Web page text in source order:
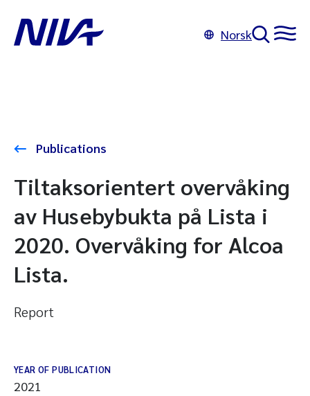
Norsk
Publications
Tiltaksorientert overvåking
av Husebybukta på Lista i
2020. Overvåking for Alcoa
Lista.
Report
YEAR OF PUBLICATION
2021